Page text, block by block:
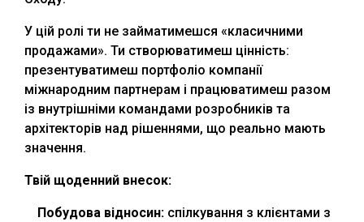
У цій ролі ти не займатимешся «класичними
продажами». Ти створюватимеш цінність:
презентуватимеш портфоліо компанії
міжнародним партнерам і працюватимеш разом
із внутрішніми командами розробників та
архітекторів над рішеннями, що реально мають
значення.
Твій щоденний внесок:
Побудова відносин: спілкування з клієнтами з